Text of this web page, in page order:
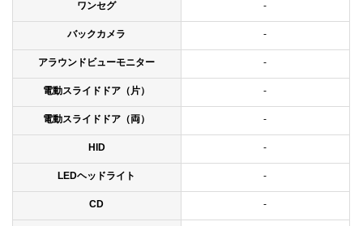
ワンセグ -
バックカメラ -
アラウンドビューモニター -
電動スライドドア（片） -
電動スライドドア（両） -
HID -
LEDヘッドライト -
CD -